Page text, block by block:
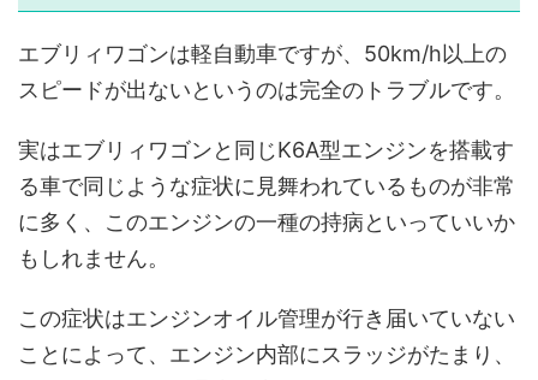
エブリィワゴンは軽自動車ですが、50km/h以上の
スピードが出ないというのは完全のトラブルです。
実はエブリィワゴンと同じK6A型エンジンを搭載す
る車で同じような症状に見舞われているものが非常
に多く、このエンジンの一種の持病といっていいか
もしれません。
この症状はエンジンオイル管理が行き届いていない
ことによって、エンジン内部にスラッジがたまり、